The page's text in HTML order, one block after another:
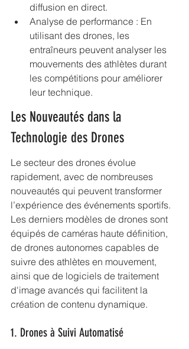
diffusion en direct.
Analyse de performance : En
utilisant des drones, les
entraîneurs peuvent analyser les
mouvements des athlètes durant
les compétitions pour améliorer
leur technique.
Les Nouveautés dans la
Technologie des Drones
Le secteur des drones évolue
rapidement, avec de nombreuses
nouveautés qui peuvent transformer
l’expérience des événements sportifs.
Les derniers modèles de drones sont
équipés de caméras haute définition,
de drones autonomes capables de
suivre des athlètes en mouvement,
ainsi que de logiciels de traitement
d'image avancés qui facilitent la
création de contenu dynamique.
1. Drones à Suivi Automatisé